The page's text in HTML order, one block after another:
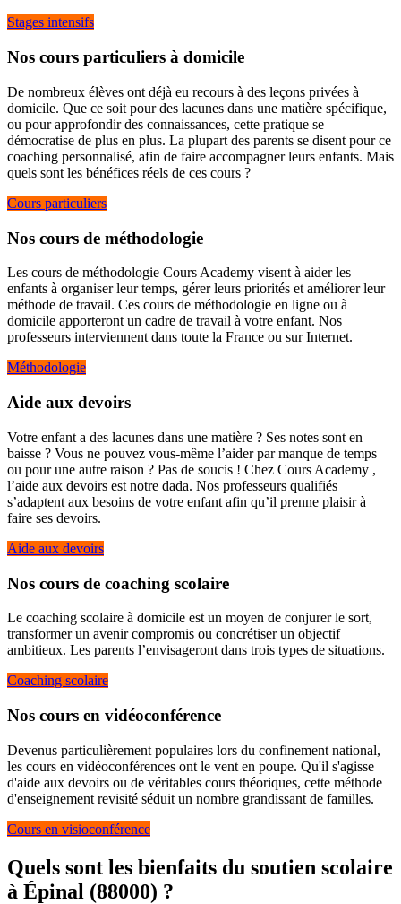
Stages intensifs
Nos cours particuliers à domicile
De nombreux élèves ont déjà eu recours à des leçons privées à
domicile. Que ce soit pour des lacunes dans une matière spécifique,
ou pour approfondir des connaissances, cette pratique se
démocratise de plus en plus. La plupart des parents se disent pour ce
coaching personnalisé, afin de faire accompagner leurs enfants. Mais
quels sont les bénéfices réels de ces cours ?
Cours particuliers
Nos cours de méthodologie
Les cours de méthodologie Cours Academy visent à aider les
enfants à organiser leur temps, gérer leurs priorités et améliorer leur
méthode de travail. Ces cours de méthodologie en ligne ou à
domicile apporteront un cadre de travail à votre enfant. Nos
professeurs interviennent dans toute la France ou sur Internet.
Méthodologie
Aide aux devoirs
Votre enfant a des lacunes dans une matière ? Ses notes sont en
baisse ? Vous ne pouvez vous-même l’aider par manque de temps
ou pour une autre raison ? Pas de soucis ! Chez Cours Academy ,
l’aide aux devoirs est notre dada. Nos professeurs qualifiés
s’adaptent aux besoins de votre enfant afin qu’il prenne plaisir à
faire ses devoirs.
Aide aux devoirs
Nos cours de coaching scolaire
Le coaching scolaire à domicile est un moyen de conjurer le sort,
transformer un avenir compromis ou concrétiser un objectif
ambitieux. Les parents l’envisageront dans trois types de situations.
Coaching scolaire
Nos cours en vidéoconférence
Devenus particulièrement populaires lors du confinement national,
les cours en vidéoconférences ont le vent en poupe. Qu'il s'agisse
d'aide aux devoirs ou de véritables cours théoriques, cette méthode
d'enseignement revisité séduit un nombre grandissant de familles.
Cours en visioconférence
Quels sont les bienfaits du soutien scolaire
à Épinal (88000) ?